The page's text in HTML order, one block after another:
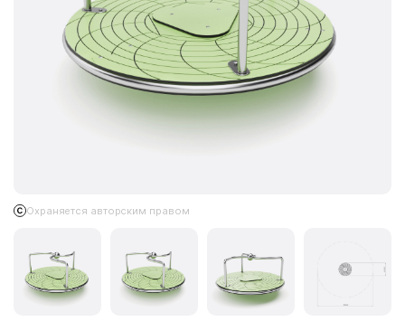
Охраняется авторским правом